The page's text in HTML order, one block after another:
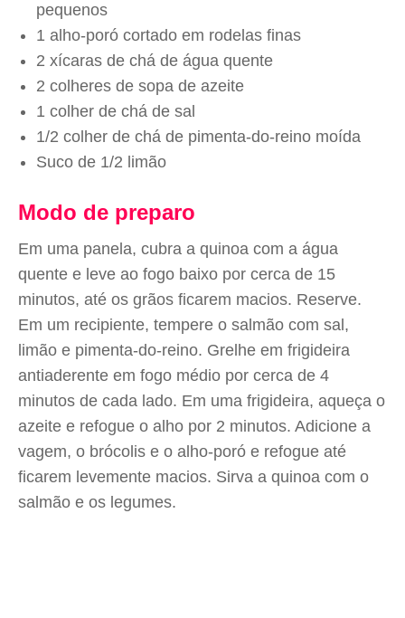
pequenos
1 alho-poró cortado em rodelas finas
2 xícaras de chá de água quente
2 colheres de sopa de azeite
1 colher de chá de sal
1/2 colher de chá de pimenta-do-reino moída
Suco de 1/2 limão
Modo de preparo
Em uma panela, cubra a quinoa com a água
quente e leve ao fogo baixo por cerca de 15
minutos, até os grãos ficarem macios. Reserve.
Em um recipiente, tempere o salmão com sal,
limão e pimenta-do-reino. Grelhe em frigideira
antiaderente em fogo médio por cerca de 4
minutos de cada lado. Em uma frigideira, aqueça o
azeite e refogue o alho por 2 minutos. Adicione a
vagem, o brócolis e o alho-poró e refogue até
ficarem levemente macios. Sirva a quinoa com o
salmão e os legumes.